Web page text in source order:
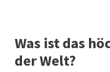
Was ist das
der Welt?